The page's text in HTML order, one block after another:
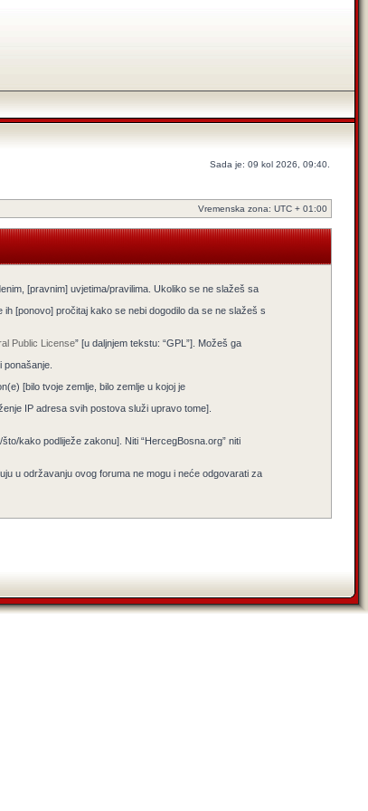
Sada je: 09 kol 2026, 09:40.
Vremenska zona: UTC + 01:00
[pravnim] uvjetima/pravilima. Ukoliko se ne slažeš sa
[ponovo] pročitaj kako se nebi dogodilo da se ne slažeš s
Public License” [u daljnjem tekstu: “GPL”]. Možeš ga
[bilo tvoje zemlje, bilo zemlje u kojoj je
IP adresa svih postova služi upravo tome].
kako podliježe zakonu]. Niti “HercegBosna.org” niti
u održavanju ovog foruma ne mogu i neće odgovarati za